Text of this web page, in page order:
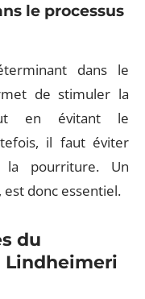
le processus
dans le
de stimuler la
en évitant le
il faut éviter
la pourriture. Un
donc essentiel.
du
Lindheimeri